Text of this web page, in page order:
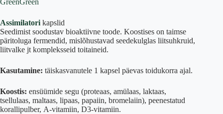
GreenGreen
Assimilatori kapslid
Seedimist soodustav bioaktiivne toode. Koostises on taimse
päritoluga fermendid, mislõhustavad seedekulglas liitsuhkruid,
liitvalke jt kompleksseid toitaineid.
Kasutamine: täiskasvanutele 1 kapsel päevas toidukorra ajal.
Koostis: ensüümide segu (proteaas, amülaas, laktaas,
tsellulaas, maltaas, lipaas, papaiin, bromelaiin), peenestatud
korallipulber, A-vitamiin, D3-vitamiin.